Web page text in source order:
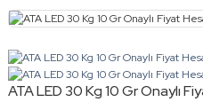
ATA LED 30 Kg 10 Gr Onaylı